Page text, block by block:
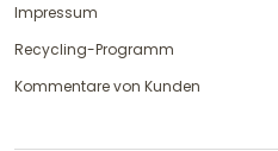
Impressum
Recycling-Programm
Kommentare von Kunden